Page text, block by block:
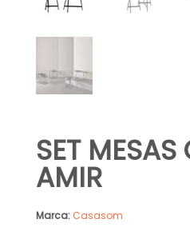
SET MESAS
AMIR
Marca: Casasom